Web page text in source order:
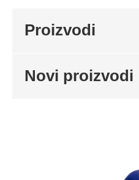
Proizvodi
Novi proizvodi